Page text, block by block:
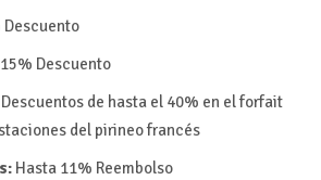
Descuento
15% Descuento
de hasta el 40% en el forfait
del pirineo francés
Hasta 11% Reembolso